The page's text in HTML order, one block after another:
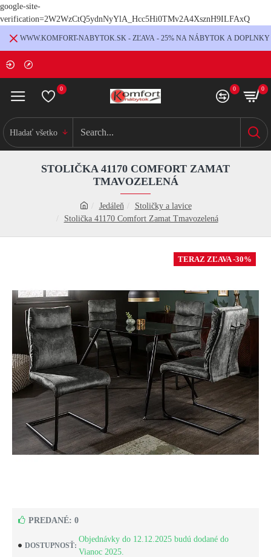
google-site-
verification=2W2WzCtQ5ydnNyYlA_Hcc5Hi0TMv2A4XsznH9ILFAxQ
WWW.KOMFORT-NABYTOK.SK - ZĽAVA - 25% NA NÁBYTOK A DOPLNKY
0 0 0
Hladať všetko
Jedáleň
Stoličky a lavice
Stolička 41170 Comfort Zamat Tmavozelená
STOLIČKA 41170 COMFORT ZAMAT
TMAVOZELENÁ
TERAZ ZĽAVA -30%
DOSTUPNOSŤ:
Objednávky do 12.12.2025 budú dodané do
Vianoc 2025.
PREDANÉ: 0